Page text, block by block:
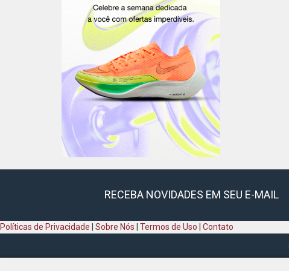
RECEBA NOVIDADES EM SEU E-MAIL
Políticas de Privacidade Sobre Nós Termos de Uso Contato